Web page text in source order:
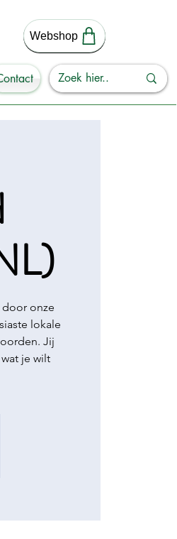
Webshop
onze
lokale
Jij
je wilt